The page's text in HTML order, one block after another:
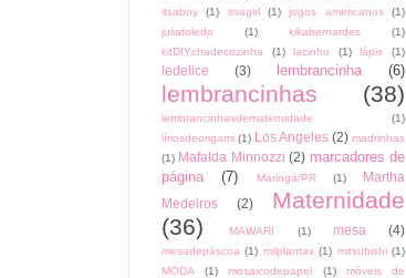
itsaboy (1) itsagirl (1) jogos americanos
(1)
juliatoledo
(1) kikabernardes
(1)
kitDIYchadecozinha
(1) lacinho (1) lápis (1)
ledelice (3) lembrancinha (6)
lembrancinhas (38)
lembrancinhasdematernidade
(1)
líriosdeorigami (1) Los Angeles (2) madrinhas
(1) Mafalda Minnozzi (2) marcadores de
página
(7) Maringá/PR (1)
Martha
Medeiros
(2)
Maternidade
(36)
MAWARI (1) mesa (4)
mesadepáscoa (1) milplantas (1) mitsubishi (1)
MODA
(1) mosaicodepapel (1) móveis de